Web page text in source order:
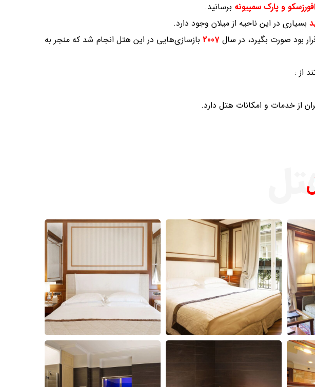
و پارک سمپیونه برسانید.
بسیاری در این ناحیه از میلان وجود دارد.
بود صورت بگیرد، در سال2007بازسازی‌هایی در این هتل انجام شد که منجر به
از :
از خدمات و امکانات هتل دارد.